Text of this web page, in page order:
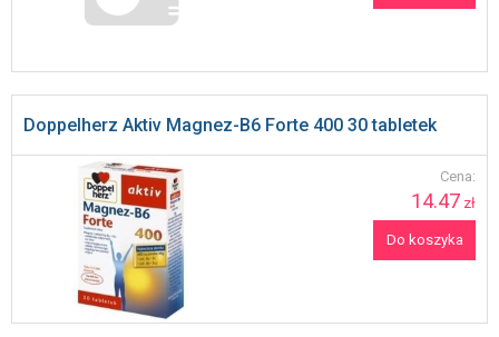
Doppelherz Aktiv Magnez-B6 Forte 400 30 tabletek
Cena:
14.47 zł
Do koszyka